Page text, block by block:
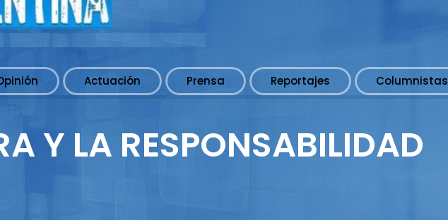
Actuación Prensa Reportajes Columnistas
Y LA RESPONSABILIDAD